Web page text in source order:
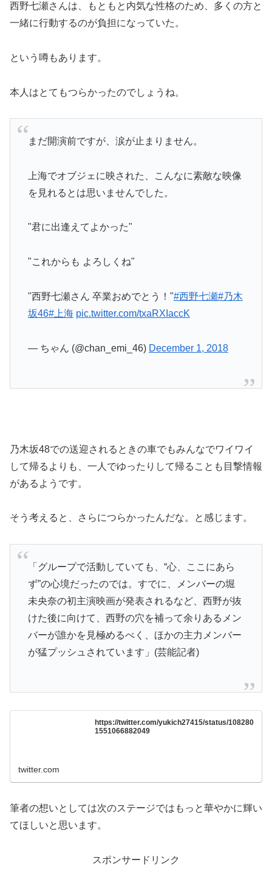
西野七瀬さんは、もともと内気な性格のため、多くの方と
一緒に行動するのが負担になっていた。
という噂もあります。
本人はとてもつらかったのでしょうね。
まだ開演前ですが、涙が止まりません。
上海でオブジェに映された、こんなに素敵な映像
を見れるとは思いませんでした。
"君に出逢えてよかった"
"これからも よろしくね"
"西野七瀬さん 卒業おめでとう！"#西野七瀬#乃木
坂46#上海 pic.twitter.com/txaRXIaccK
— ちゃん (@chan_emi_46) December 1, 2018
乃木坂48での送迎されるときの車でもみんなでワイワイ
して帰るよりも、一人でゆったりして帰ることも目撃情報
があるようです。
そう考えると、さらにつらかったんだな。と感じます。
「グループで活動していても、“心、ここにあら
ず”の心境だったのでは。すでに、メンバーの堀
未央奈の初主演映画が発表されるなど、西野が抜
けた後に向けて、西野の穴を補って余りあるメン
バーが誰かを見極めるべく、ほかの主力メンバー
が猛プッシュされています」(芸能記者)
https://twitter.com/yukich27415/status/108280
1551066882049
twitter.com
筆者の想いとしては次のステージではもっと華やかに輝い
てほしいと思います。
スポンサードリンク